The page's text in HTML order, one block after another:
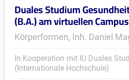
Duales Studium
(B.A.) am virtuellen
Körperformen, Inh. Daniel
In Kooperation mit IU Duales
(Internationale Hochschule)